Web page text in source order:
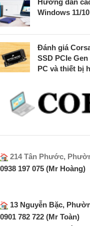
Windows 11/
Đánh giá
SSD PCIe
PC và thiết bị
214 Tân Phước,
0938 197 075 (Mr Hoàng)
13 Nguyễn Bặc,
0901 782 722 (Mr Toàn)